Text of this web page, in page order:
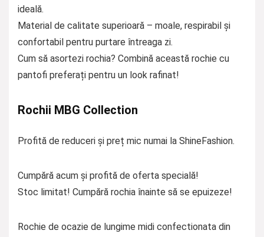
ideală.
Material de calitate superioară – moale, respirabil și
confortabil pentru purtare întreaga zi.
Cum să asortezi rochia? Combină această rochie cu
pantofi preferați pentru un look rafinat!
Rochii MBG Collection
Profită de reduceri și preț mic numai la ShineFashion.
Cumpără acum și profită de oferta specială!
Stoc limitat! Cumpără rochia înainte să se epuizeze!
Rochie de ocazie de lungime midi confectionata din